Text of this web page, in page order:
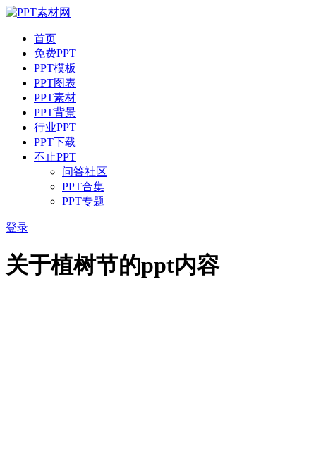
首页
免费PPT
PPT模板
PPT图表
PPT素材
PPT背景
行业PPT
PPT下载
不止PPT
问答社区
PPT合集
PPT专题
登录
关于植树节的ppt内容